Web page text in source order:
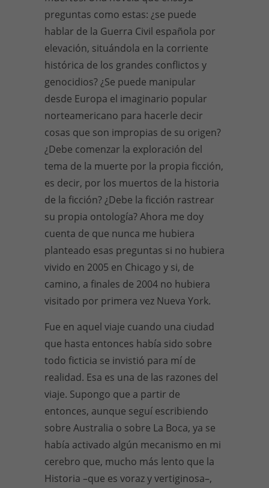
preguntas como estas: ¿se puede
hablar de la Guerra Civil española por
elevación, situándola en la corriente
histórica de los grandes conflictos y
genocidios? ¿Se puede manipular
desde Europa el imaginario popular
norteamericano para hacerle decir
cosas que son impropias de su origen?
¿Debe comenzar la exploración del
tema de la muerte por la propia ficción,
es decir, por los muertos de la historia
de la ficción? ¿Debe la ficción rastrear
su propia ontología? Ahora me doy
cuenta de que nunca me hubiera
planteado esas preguntas si no hubiera
vivido en 2005 en Chicago y si, de
camino, a finales de 2004 no hubiera
visitado por primera vez Nueva York.
Fue en aquel viaje cuando una ciudad
que hasta entonces había sido sobre
todo ficticia se invistió para mí de
realidad. Esa es una de las razones del
viaje. Supongo que a partir de
entonces, aunque seguí escribiendo
sobre Australia o sobre La Boca, ya se
había activado algún mecanismo en mi
cerebro que, mucho más lento que la
Historia –que es voraz y vertiginosa–,